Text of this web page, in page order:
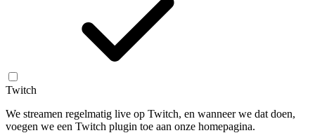
Twitch
We streamen regelmatig live op Twitch, en wanneer we dat doen,
voegen we een Twitch plugin toe aan onze homepagina.